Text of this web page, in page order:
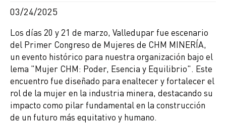
03/24/2025
Los días 20 y 21 de marzo, Valledupar fue escenario
del Primer Congreso de Mujeres de CHM MINERÍA,
un evento histórico para nuestra organización bajo el
lema "Mujer CHM: Poder, Esencia y Equilibrio". Este
encuentro fue diseñado para enaltecer y fortalecer el
rol de la mujer en la industria minera, destacando su
impacto como pilar fundamental en la construcción
de un futuro más equitativo y humano.